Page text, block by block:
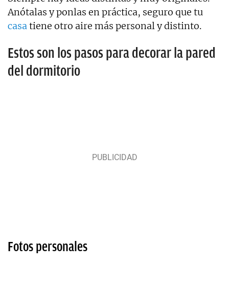
Anótalas y ponlas en práctica, seguro que tu
casatiene otro aire más personal y distinto.
Estos son los pasos para decorar la pared
del dormitorio
Fotos personales